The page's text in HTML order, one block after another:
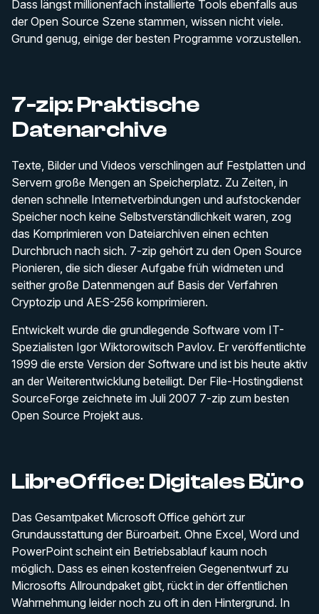
Dass längst millionenfach installierte Tools ebenfalls aus
der Open Source Szene stammen, wissen nicht viele.
Grund genug, einige der besten Programme vorzustellen.
7-zip: Praktische
Datenarchive
Texte, Bilder und Videos verschlingen auf Festplatten und
Servern große Mengen an Speicherplatz. Zu Zeiten, in
denen schnelle Internetverbindungen und aufstockender
Speicher noch keine Selbstverständlichkeit waren, zog
das Komprimieren von Dateiarchiven einen echten
Durchbruch nach sich. 7-zip gehört zu den Open Source
Pionieren, die sich dieser Aufgabe früh widmeten und
seither große Datenmengen auf Basis der Verfahren
Cryptozip und AES-256 komprimieren.
Entwickelt wurde die grundlegende Software vom IT-
Spezialisten Igor Wiktorowitsch Pavlov. Er veröffentlichte
1999 die erste Version der Software und ist bis heute aktiv
an der Weiterentwicklung beteiligt. Der File-Hostingdienst
SourceForge zeichnete im Juli 2007 7-zip zum besten
Open Source Projekt aus.
LibreOffice: Digitales Büro
Das Gesamtpaket Microsoft Office gehört zur
Grundausstattung der Büroarbeit. Ohne Excel, Word und
PowerPoint scheint ein Betriebsablauf kaum noch
möglich. Dass es einen kostenfreien Gegenentwurf zu
Microsofts Allroundpaket gibt, rückt in der öffentlichen
Wahrnehmung leider noch zu oft in den Hintergrund. In